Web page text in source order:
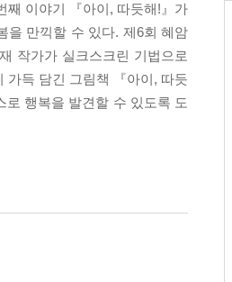
째 이야기 『아이, 따듯해!』가
을 만끽할 수 있다. 제6회 혜암
작가가 실크스크린 기법으로
가득 담긴 그림책 『아이, 따듯
행복을 발견할 수 있도록 도